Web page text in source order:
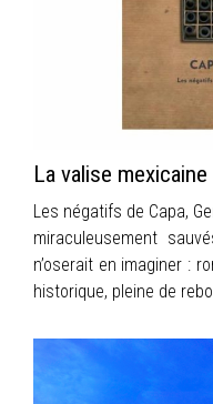
La valise mexicaine
Les négatifs de Capa,
miraculeusement
n’oserait en imaginer :
historique, pleine de